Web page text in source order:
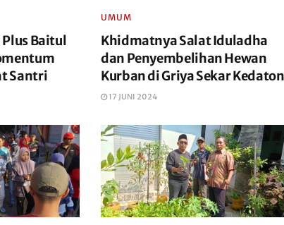
Baitul
Santri
UMUM
Khidmatnya Salat Iduladha
dan Penyembelihan Hewan
Kurban di Griya Sekar Kedaton
17 JUNI 2024